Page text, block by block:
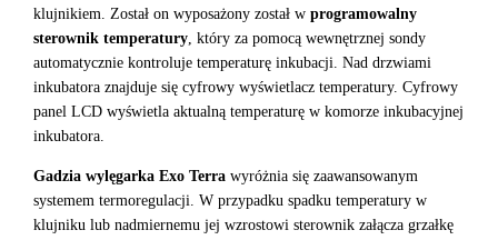
klujnikiem. Został on wyposażony został w programowalny
sterownik temperatury, który za pomocą wewnętrznej sondy
automatycznie kontroluje temperaturę inkubacji. Nad drzwiami
inkubatora znajduje się cyfrowy wyświetlacz temperatury. Cyfrowy
panel LCD wyświetla aktualną temperaturę w komorze inkubacyjnej
inkubatora.
Gadzia wylęgarka Exo Terra wyróżnia się zaawansowanym
systemem termoregulacji. W przypadku spadku temperatury w
klujniku lub nadmiernemu jej wzrostowi sterownik załącza grzałkę